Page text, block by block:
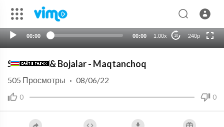
00:00 00:00 1.00x 10 240p
720p
Shahzoda & Bojalar - Maqtanchoq
0 0
505 Просмотры · 08/06/22